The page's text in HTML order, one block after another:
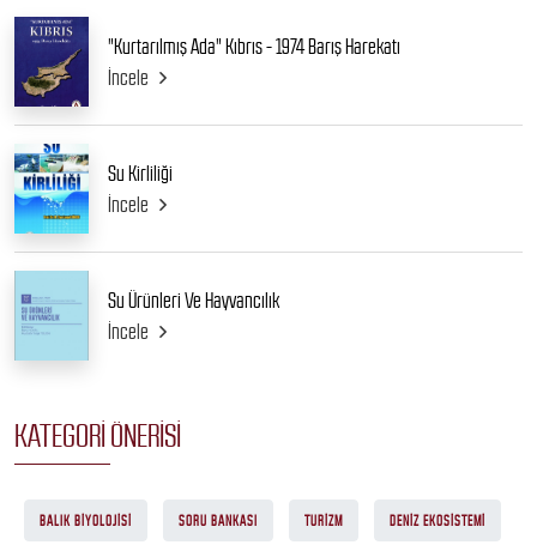
"Kurtarılmış Ada" Kıbrıs - 1974 Barış Harekatı
İncele
Su Kirliliği
İncele
Su Ürünleri Ve Hayvancılık
İncele
KATEGORI ÖNERISI
BALIK BIYOLOJISI SORU BANKASI TURIZM DENIZ EKOSISTEMI